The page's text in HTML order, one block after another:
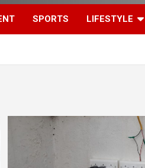
SPORTS LIFESTYLE